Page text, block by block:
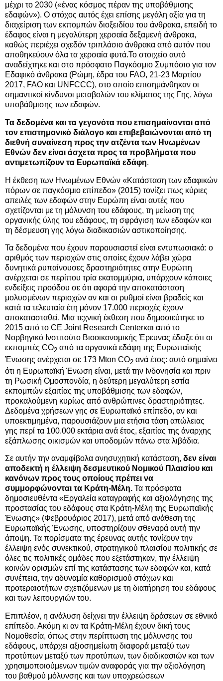
μέχρι το 2030 («ένας κόσμος πέραν της υποβάθμισης
εδαφών»). Ο στόχος αυτός έχει επίσης μεγάλη αξία για τη
διαχείριση των εκπομπών διοξειδίου του άνθρακα, επειδή το
έδαφος είναι η μεγαλύτερη χερσαία δεξαμενή άνθρακα,
καθώς περιέχει σχεδόν τριπλάσιο άνθρακα από αυτόν που
αποθηκεύουν όλα τα χερσαία φυτά.Το στοιχείο αυτό
αναδείχτηκε και στο πρόσφατο Παγκόσμιο Συμπόσιο για τον
Εδαφικό άνθρακα (Ρώμη, έδρα του FAO, 21-23 Μαρτίου
2017, FAO και UNFCCC), στο οποίο επισημάνθηκαν οι
σημαντικοί κίνδυνοι μεταβολών του κλίματος της Γης, λόγω
υποβάθμισης των εδαφών.
Τα δεδομένα και τα γεγονότα που επισημαίνονται από
τον επιστημονικό διάλογο και επιβεβαιώνονται από τη
διεθνή συναίνεση προς την ατζέντα των Ηνωμένων
Εθνών δεν είναι άσχετα προς τα προβλήματα που
αντιμετωπίζουν τα Ευρωπαϊκά εδάφη.
Η έκθεση των Ηνωμένων Εθνών «Κατάσταση των εδαφικών
πόρων σε παγκόσμιο επίπεδο» (2015) τονίζει πως κύριες
απειλές των εδαφών στην Ευρώπη είναι αυτές που
σχετίζονται με τη μόλυνση του εδάφους, τη μείωση της
οργανικής ύλης του εδάφους, τη σφράγιση των εδαφών και
τη δέσμευση γης λόγω διαδικασιών αστικοποίησης.
Τα δεδομένα που έχουν παρουσιαστεί είναι εντυπωσιακά: ο
αριθμός των περιοχών στις οποίες έχουν λάβει χώρα
δυνητικά ρυπαίνουσες δραστηριότητες στην Ευρώπη
ανέρχεται σε περίπου τρία εκατομμύρια, υπάρχουν κάποιες
ενδείξεις προόδου σε ότι αφορά την αποκατάσταση
μολυσμένων περιοχών αν και οι ρυθμοί είναι βραδείς και
κατά τα τελευταία έτη μόνον 17.000 περιοχές έχουν
αποκατασταθεί. Μια τεχνική έκθεση που δημοσιεύτηκε το
2015 από το CE Joint Research Centerκαι από το
Νορβηγικό Ινστιτούτο Βιοοικονομικής Έρευνας έδειξε ότι οι
εκπομπές CO2 από τα οργανικά εδάφη της Ευρωπαϊκής
Ένωσης ανέρχεται σε 173 Mton CO2 ανά έτος: αυτό σημαίνει
ότι η Ευρωπαϊκή Ένωση είναι, μετά την Ινδονησία και πριν
τη Ρωσική Ομοσπονδία, η δεύτερη μεγαλύτερη εστία
εκπομπών εξαιτίας της υποβάθμισης των εδαφών,
προκαλούμενη κυρίως από ανθρώπινες δραστηριότητες.
Δεδομένα χρήσεων γης σε Ευρωπαϊκό επίπεδο, αν και
υποεκτιμημένα, παρουσιάζουν μια ετήσια τάση απώλειας
γης περί τα 100.000 εκτάρια ανά έτος, εξαιτίας της άναρχης
εξάπλωσης οικισμών και υποδομών πάνω στα λιβάδια.
Σε αυτήν την αναμφίβολα ανησυχητική κατάσταση, δεν είναι
αποδεκτή η έλλειψη δεσμευτικού Νομικού Πλαισίου και
κανόνων προς τους οποίους πρέπει να
συμμορφώνονται τα Κράτη-Μέλη. Τα πρόσφατα
δημοσιευθέντα «Εργαλεία καταγραφής και αξιολόγησης της
προστασίας του εδάφους στα Κράτη-Μέλη της Ευρωπαϊκής
Ένωσης» (Φεβρουάριος 2017), μετά από ανάθεση της
Ευρωπαϊκής Ένωσης, υποστηρίζουν σθεναρά αυτή την
άποψη. Τα πορίσματα της έρευνας αυτής τονίζουν την
έλλειψη ενός συνεκτικού, στρατηγικού πλαισίου πολιτικής σε
όλες τις πολιτικές ομάδες που εξετάστηκαν, την έλλειψη
κοινών ορισμών επί της κατάστασης των εδαφών και, κατά
συνέπεια, την αδυναμία καθορισμού στόχων και
προτεραιοτήτων σχετιζόμενων με τη διατήρηση του εδάφους
και των λειτουργιών του.
Επιπλέον, η ανάλυση δείχνει την έλλειψη δράσεων σε εθνικό
επίπεδο. Ακόμη κι αν τα Κράτη-Μέλη έχουν δική τους
Νομοθεσία, όπως στην περίπτωση της μόλυνσης του
εδάφους, υπάρχει αξιοσημείωτη διαφορά μεταξύ των
προτύπων μεταξύ των προτύπων, των διαδικασιών και των
χρησιμοποιούμενων τιμών αναφοράς για την αξιολόγηση
του βαθμού μόλυνσης και των υποχρεώσεων